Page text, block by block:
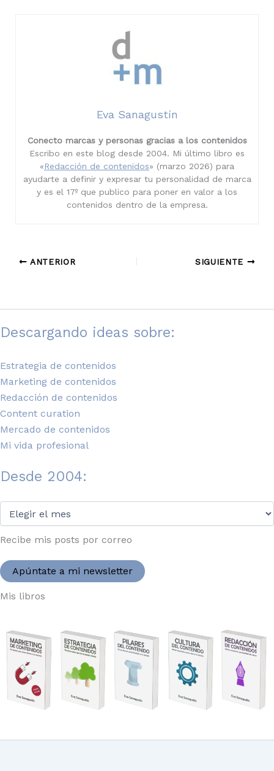
Eva Sanagustín
Conecto marcas y personas gracias a los contenidos
Escribo en este blog desde 2004. Mi último libro es
«Redacción de contenidos» (marzo 2026) para
ayudarte a definir y expresar tu personalidad de marca
y es el 17º que publico para poner en valor a los
contenidos dentro de la empresa.
ANTERIOR SIGUIENTE
Descargando ideas sobre:
Estrategia de contenidos
Marketing de contenidos
Redacción de contenidos
Content curation
Mercado de contenidos
Mi vida profesional
Desde 2004:
2004:
Recibe mis posts por correo
Apúntate a mi newsletter
Mis libros